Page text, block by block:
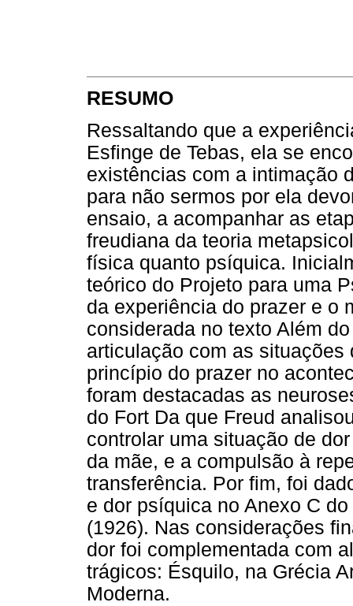
RESUMO
Ressaltando que a
Esfinge de Tebas, ela se
existências com a intimação
para não sermos por ela
ensaio, a acompanhar as
freudiana da teoria
física quanto psíquica.
teórico do Projeto para uma
da experiência do prazer e o
considerada no texto Além
articulação com as
princípio do prazer no
foram destacadas as
do Fort Da que Freud
controlar uma situação de
da mãe, e a compulsão à
transferência. Por fim, foi
e dor psíquica no Anexo C
(1926). Nas considerações
dor foi complementada com
trágicos: Ésquilo, na Grécia
Moderna.